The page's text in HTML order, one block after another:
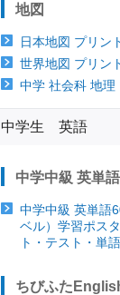
地図
日本地図 プリン
世界地図 プリン
中学 社会科 地理
中学生 英語
中学中級 英単
中学中級 英単語
ベル）学習ポス
ト・テスト・単
ちびふた